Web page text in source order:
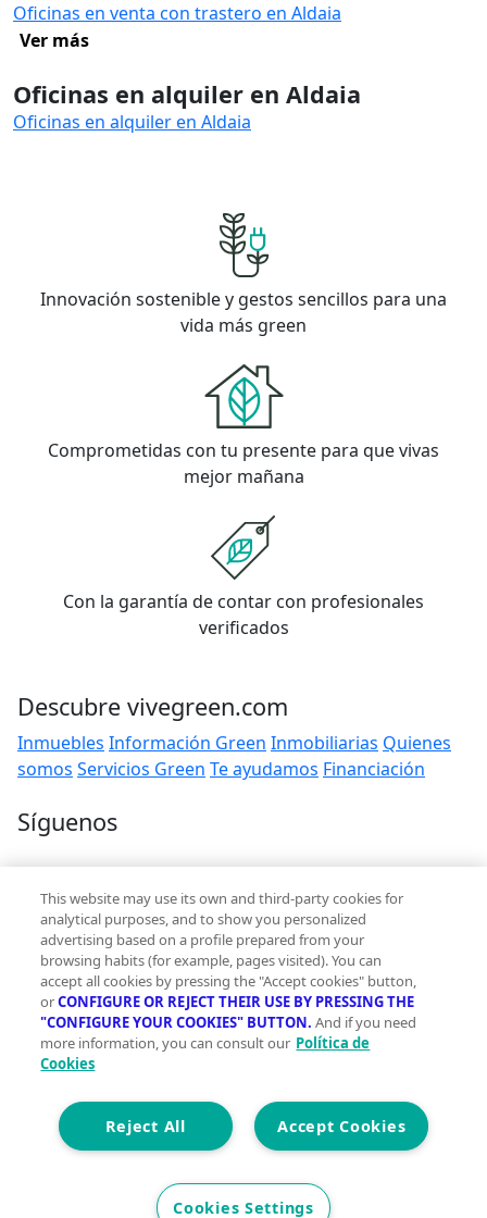
Oficinas en venta con trastero en Aldaia
Ver más
Oficinas en alquiler en Aldaia
Oficinas en alquiler en Aldaia
Innovación sostenible y gestos sencillos para una
vida más green
Comprometidas con tu presente para que vivas
mejor mañana
Con la garantía de contar con profesionales
verificados
Descubre vivegreen.com
Inmuebles Información Green Inmobiliarias Quienes
somos Servicios Green Te ayudamos Financiación
Síguenos
Contacto
hola@vivegreen.com
Aviso Legal
Condiciones de uso
Politica de privacidad
Política de cookies
Accesibilidad
© 2026 Vivegreen - Todos los derechos reservados - UCI
This website may use its own and third-party cookies for
analytical purposes, and to show you personalized
advertising based on a profile prepared from your
browsing habits (for example, pages visited). You can
accept all cookies by pressing the "Accept cookies" button,
orCONFIGURE OR REJECT THEIR USE BY PRESSING THE
"CONFIGURE YOUR COOKIES" BUTTON. And if you need
more information, you can consult our Política de
Cookies
Accept Cookies
Reject All
Cookies Settings